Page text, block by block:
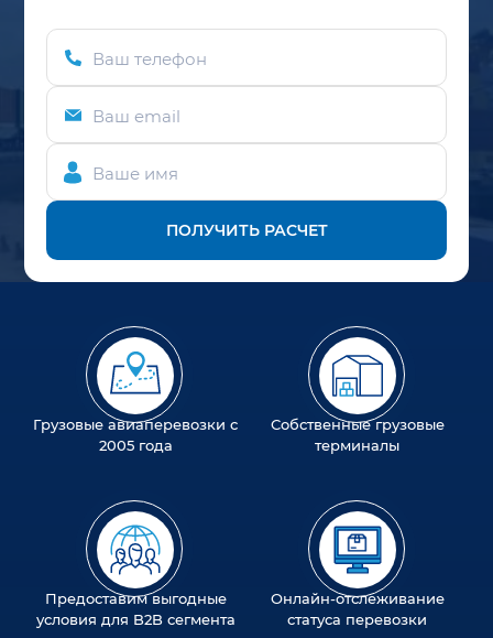
Ваш телефон
Ваш email
Ваше имя
ПОЛУЧИТЬ РАСЧЕТ
Грузовые авиаперевозки с
2005 года
Собственные грузовые
терминалы
Предоставим выгодные
условия для B2B сегмента
Онлайн-отслеживание
статуса перевозки